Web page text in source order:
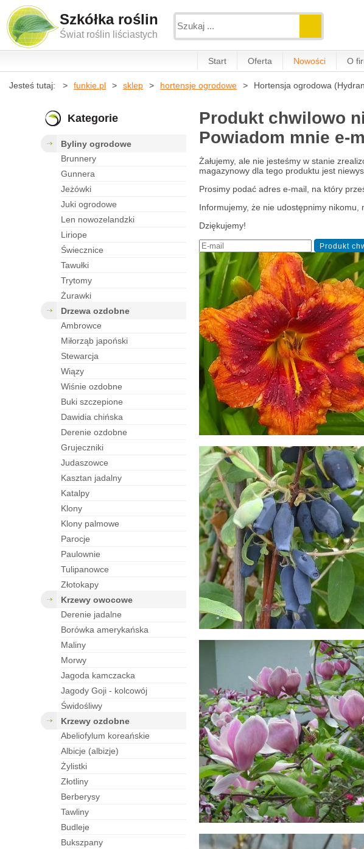
Szkółka roślin
Świat roślin liściastych
Start Oferta Nowości O
Jesteś tutaj: funkie.pl sklep hortensje ogrodowe Hortensja ogrodowa
Kategorie
byliny ogrodowe
brunnery
gunnera
jeżówki
juki ogrodowe
len nowozelandzki
liriope
świecznice
tawułki
trytomy
żurawki
drzewa ozdobne
ambrowce
miłorząb japoński
stewarcja
wiązy
wiśnie ozdobne
buki szczepione
dawidia chińska
derenie ozdobne
grujeczniki
judaszowce
kasztan jadalny
katalpy
klony
klony palmowe
parocje
paulownie
tulipanowce
złotokapy
krzewy owocowe
derenie jadalne
borówka amerykańska
maliny
morwy
jagoda kamczacka
jagody Goji - kolcowój
świdośliwy
krzewy ozdobne
abeliofylum koreańskie
albicje (albizje)
żylistki
złotliny
berberysy
tawliny
budleje
bukszpany
Produkt chwilowo
Powiadom mnie e-
Żałujemy, ale nie jesteśmy w stanie
magazynowy dla tego produktu jest
Prosimy podać adres e-mail, na który
Informujemy, że nie udostępnimy nikomu,
Dziękujemy!